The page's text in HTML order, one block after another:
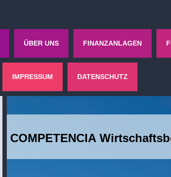
ÜBER UNS FINANZANLAGEN
IMPRESSUM DATENSCHUTZ
COMPETENCIA